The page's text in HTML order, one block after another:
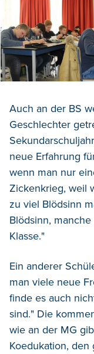
Auch an der BS
Geschlechter
neue Erfahrung
wenn man nur
Zickenkrieg, weil
zu viel Blödsinn
Blödsinn,
Klasse."
Ein anderer
man viele neue
finde es auch
sind." Die
wie an der MG
Koedukation,